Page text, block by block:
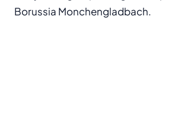
Borussia Monchengladbach.